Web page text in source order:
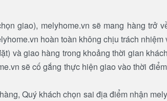
giao), melyhome.vn sẽ mang hàng trở
hoàn toàn không chịu trách nhiệm
và giao hàng trong khoảng thời gian
sẽ cố gắng thực hiện giao vào thời
Quý khách chọn sai địa điểm nhận